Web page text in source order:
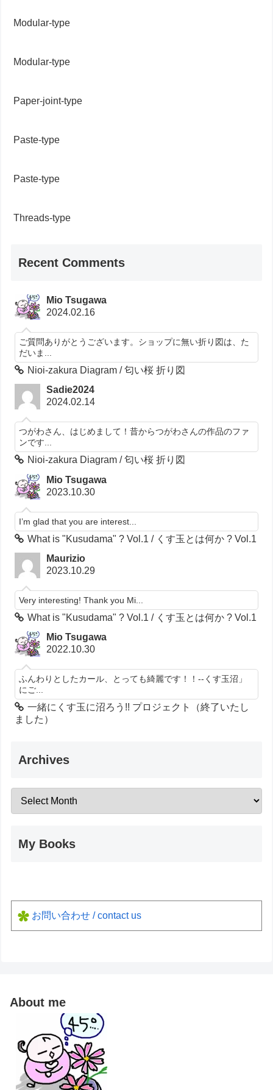
Modular-type
Modular-type
Paper-joint-type
Paste-type
Paste-type
Threads-type
Recent Comments
Mio Tsugawa
2024.02.16
ご質問ありがとうございます。ショップに無い折り図は、た
だいま...
Nioi-zakura Diagram / 匂い桜 折り図
Sadie2024
2024.02.14
つがわさん、はじめまして！昔からつがわさんの作品のファ
ンです...
Nioi-zakura Diagram / 匂い桜 折り図
Mio Tsugawa
2023.10.30
I’m glad that you are interest...
What is "Kusudama" ? Vol.1 / くす玉とは何か ? Vol.1
Maurizio
2023.10.29
Very interesting! Thank you Mi...
What is "Kusudama" ? Vol.1 / くす玉とは何か ? Vol.1
Mio Tsugawa
2022.10.30
ふんわりとしたカール、とっても綺麗です！！--くす玉沼」
にご...
一緒にくす玉に沼ろう!! プロジェクト（終了いたし
ました）
Archives
My Books
お問い合わせ / contact us
About me